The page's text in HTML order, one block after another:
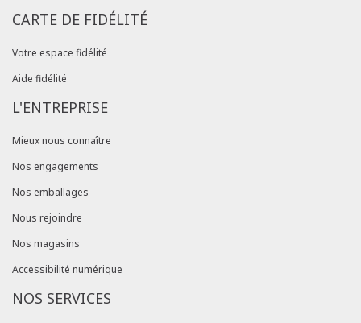
CARTE DE FIDÉLITÉ
Votre espace fidélité
Aide fidélité
L'ENTREPRISE
Mieux nous connaître
Nos engagements
Nos emballages
Nous rejoindre
Nos magasins
Accessibilité numérique
NOS SERVICES